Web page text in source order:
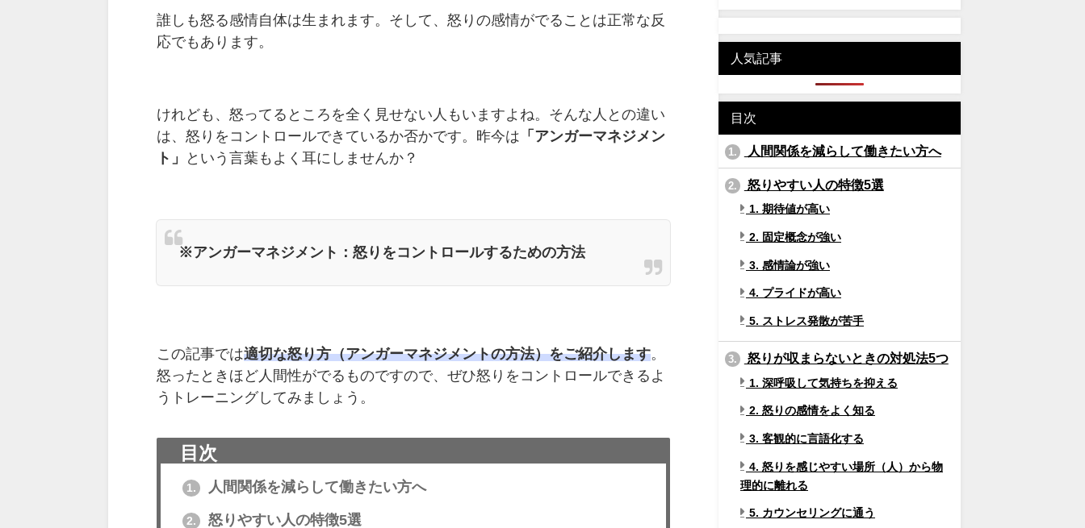
誰しも怒る感情自体は生まれます。そして、怒りの感情がでることは正常な反
応でもあります。
けれども、怒ってるところを全く見せない人もいますよね。そんな人との違い
は、怒りをコントロールできているか否かです。昨今は 「アンガーマネジメン
ト」
という言葉もよく耳にしませんか？
※アンガーマネジメント：怒りをコントロールするための方法
この記事では適切な怒り方（アンガーマネジメントの方法）をご紹介します。
怒ったときほど人間性がでるものですので、ぜひ怒りをコントロールできるよ
うトレーニングしてみましょう。
目次
1. 人間関係を減らして働きたい方へ
2. 怒りやすい人の特徴5選
人気記事
目次
1. 人間関係を減らして働きたい方へ
2. 怒りやすい人の特徴5選
1. 期待値が高い
2. 固定概念が強い
3. 感情論が強い
4. プライドが高い
5. ストレス発散が苦手
3. 怒りが収まらないときの対処法5つ
1. 深呼吸して気持ちを抑える
2. 怒りの感情をよく知る
3. 客観的に言語化する
4. 怒りを感じやすい場所（人）から物
理的に離れる
5. カウンセリングに通う